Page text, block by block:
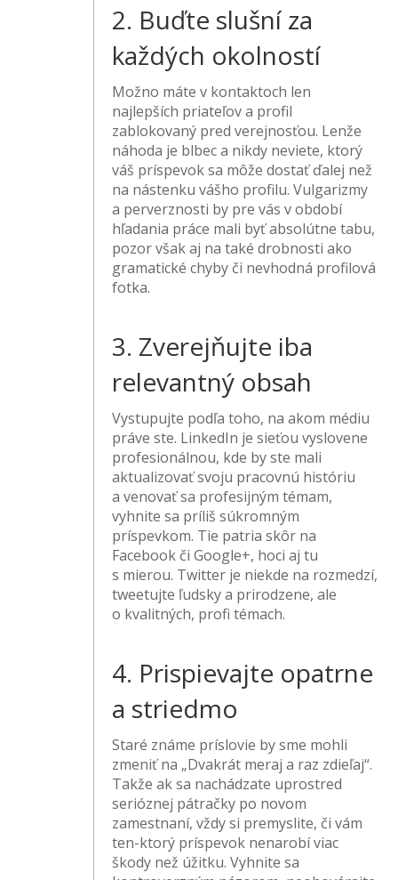
2. Buďte slušní za
každých okolností
Možno máte v kontaktoch len
najlepších priateľov a profil
zablokovaný pred verejnosťou. Lenže
náhoda je blbec a nikdy neviete, ktorý
váš príspevok sa môže dostať ďalej než
na nástenku vášho profilu. Vulgarizmy
a perverznosti by pre vás v období
hľadania práce mali byť absolútne tabu,
pozor však aj na také drobnosti ako
gramatické chyby či nevhodná profilová
fotka.
3. Zverejňujte iba
relevantný obsah
Vystupujte podľa toho, na akom médiu
práve ste. LinkedIn je sieťou vyslovene
profesionálnou, kde by ste mali
aktualizovať svoju pracovnú históriu
a venovať sa profesijným témam,
vyhnite sa príliš súkromným
príspevkom. Tie patria skôr na
Facebook či Google+, hoci aj tu
s mierou. Twitter je niekde na rozmedzí,
tweetujte ľudsky a prirodzene, ale
o kvalitných, profi témach.
4. Prispievajte opatrne
a striedmo
Staré známe príslovie by sme mohli
zmeniť na „Dvakrát meraj a raz zdieľaj“.
Takže ak sa nachádzate uprostred
serióznej pátračky po novom
zamestnaní, vždy si premyslite, či vám
ten-ktorý príspevok nenarobí viac
škody než úžitku. Vyhnite sa